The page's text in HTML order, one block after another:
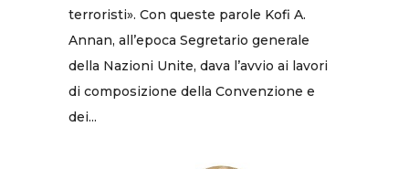
terroristi». Con queste parole Kofi A.
Annan, all’epoca Segretario generale
della Nazioni Unite, dava l’avvio ai lavori
di composizione della Convenzione e
dei...